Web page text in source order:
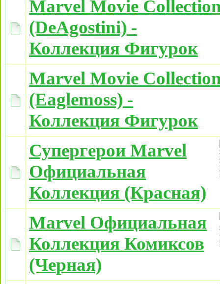
Marvel Movie
(DeAgostini) -
Коллекция Фигурок
Marvel Movie
(Eaglemoss) -
Коллекция Фигурок
Супергерои Marvel
Официальная
Коллекция (Красная)
Marvel Официальная
Коллекция Комиксов
(Черная)